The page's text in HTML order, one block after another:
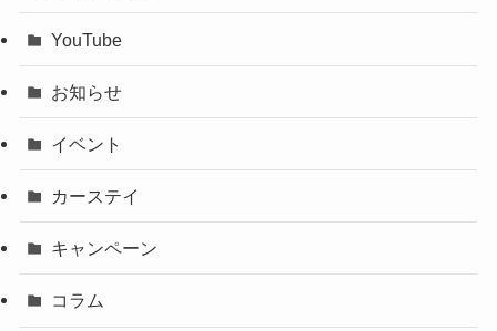
YouTube
お知らせ
イベント
カーステイ
キャンペーン
コラム